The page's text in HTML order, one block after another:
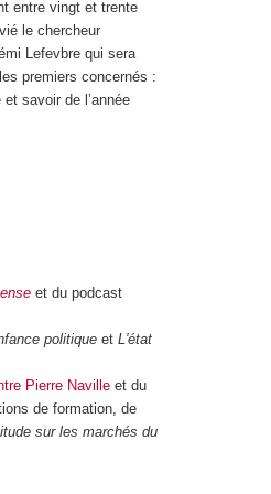
entre vingt et trente
le chercheur
Lefevbre qui sera
premiers concernés :
savoir de l’année
et du podcast
politiqueet L'état
Pierre Navilleet du
de formation, de
sur les marchés du